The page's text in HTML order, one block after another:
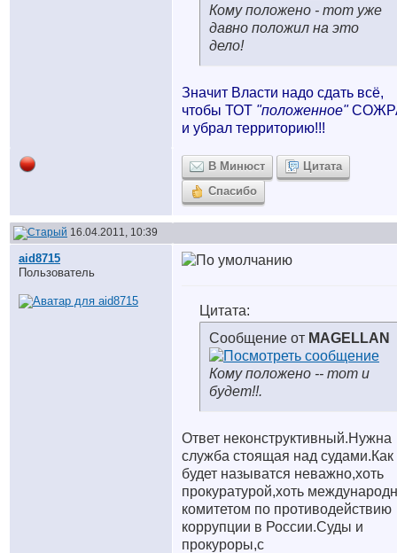
Кому положено - тот уже
давно положил на это
дело!
Значит Власти надо сдать всё,
чтобы ТОТ "положенное"
и убрал территорию!!!
В Минюст
Цитата
Спасибо
16.04.2011, 10:39
aid8715
Пользователь
Цитата:
Сообщение от MAGELLAN
Кому положено -- тот и
будет!!.
Ответ неконструктивный.Нужна
служба стоящая над судами.Как
будет называтся неважно,хоть
прокуратурой,хоть
комитетом по противодействию
коррупции в России.Суды и
прокуроры,с